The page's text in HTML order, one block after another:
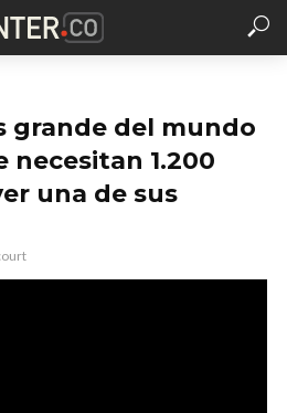
grande del mundo
necesitan 1.200
una de sus